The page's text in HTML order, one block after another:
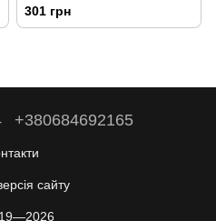
301 грн
+380684692165
сайту